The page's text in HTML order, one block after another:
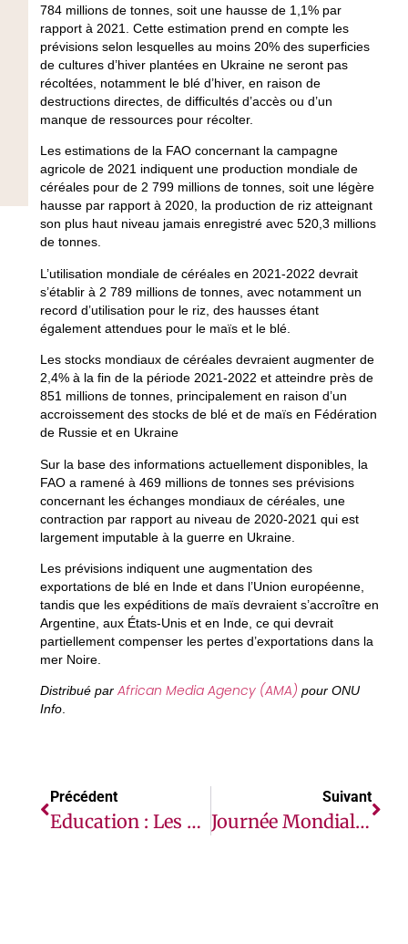
784 millions de tonnes, soit une hausse de 1,1% par
rapport à 2021. Cette estimation prend en compte les
prévisions selon lesquelles au moins 20% des superficies
de cultures d’hiver plantées en Ukraine ne seront pas
récoltées, notamment le blé d’hiver, en raison de
destructions directes, de difficultés d’accès ou d’un
manque de ressources pour récolter.
Les estimations de la FAO concernant la campagne
agricole de 2021 indiquent une production mondiale de
céréales pour de 2 799 millions de tonnes, soit une légère
hausse par rapport à 2020, la production de riz atteignant
son plus haut niveau jamais enregistré avec 520,3 millions
de tonnes.
L’utilisation mondiale de céréales en 2021-2022 devrait
s’établir à 2 789 millions de tonnes, avec notamment un
record d’utilisation pour le riz, des hausses étant
également attendues pour le maïs et le blé.
Les stocks mondiaux de céréales devraient augmenter de
2,4% à la fin de la période 2021-2022 et atteindre près de
851 millions de tonnes, principalement en raison d’un
accroissement des stocks de blé et de maïs en Fédération
de Russie et en Ukraine
Sur la base des informations actuellement disponibles, la
FAO a ramené à 469 millions de tonnes ses prévisions
concernant les échanges mondiaux de céréales, une
contraction par rapport au niveau de 2020-2021 qui est
largement imputable à la guerre en Ukraine.
Les prévisions indiquent une augmentation des
exportations de blé en Inde et dans l’Union européenne,
tandis que les expéditions de maïs devraient s’accroître en
Argentine, aux États-Unis et en Inde, ce qui devrait
partiellement compenser les pertes d’exportations dans la
mer Noire.
Distribué par African Media Agency (AMA) pour ONU
Info.
Précédent
Education : Les Garçons Plus Exposés Au Décrochage Scolaire, Alerte L’UNESCO
Suivant
Journée Mondiale De La Santé : Les Coiffeuses Ambassadrices De La Santé Mentale Du Programme Heal By Hair De La Bluemind Foundation Déjà En Mission